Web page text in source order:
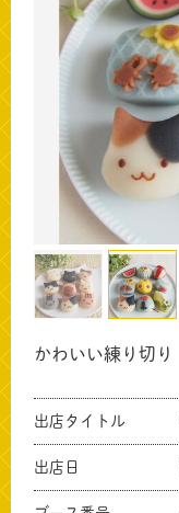
かわいい練り切り
出店タイトル
出店日